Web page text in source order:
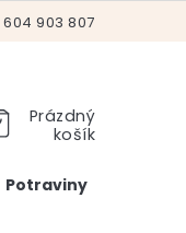
903 807
Prázdný
košík
Potraviny